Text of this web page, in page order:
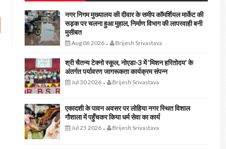
नगर निगम मुख्यालय की दीवार के समीप कॉमर्शियल मार्केट की
सड़क पर चलना हुआ मुहाल, निर्माण विभाग की लापरवाही बनी
मुसीबत
Aug 06 2026- Brijesh Srivastava
श्री चैतन्य टेक्नो स्कूल, नोएडा-3 में ‘मिशन हरितोदय’ के
अंतर्गत पर्यावरण जागरूकता कार्यक्रम संपन्न
Jul 30 2026- Brijesh Srivastava
एकादशी के पावन अवसर पर लोहिया नगर स्थित विशाल
गौशाला में पहुँचकर किया धर्म सेवा का कार्य
Jul 25 2026- Brijesh Srivastava